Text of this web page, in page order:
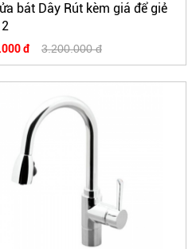
bát Dây Rút kèm giá để giẻ
đ 3.200.000 đ